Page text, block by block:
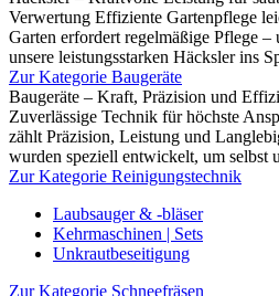
Verwertung Effiziente Gartenpflege
Garten erfordert regelmäßige Pflege –
unsere leistungsstarken Häcksler ins
Zur Kategorie Baugeräte
Baugeräte – Kraft, Präzision und
Zuverlässige Technik für höchste
zählt Präzision, Leistung und
wurden speziell entwickelt, um selbst
Zur Kategorie Reinigungstechnik
Laubsauger & -bläser
Kehrmaschinen | Sets
Unkrautbeseitigung
Zur Kategorie Schneefräsen